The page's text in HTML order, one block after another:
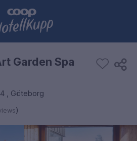
Garden Spa
, Göteborg
)